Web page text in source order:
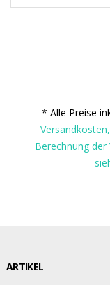
* Alle Preise
Berechnung
ARTIKEL